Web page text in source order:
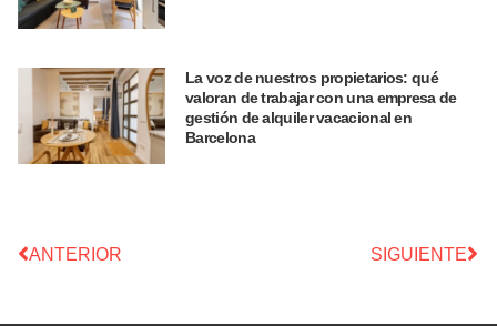
La voz de nuestros propietarios: qué
valoran de trabajar con una empresa de
gestión de alquiler vacacional en
Barcelona
ANTERIOR SIGUIENTE